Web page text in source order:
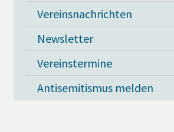
Vereinsnachrichten
Newsletter
Vereinstermine
Antisemitismus melden